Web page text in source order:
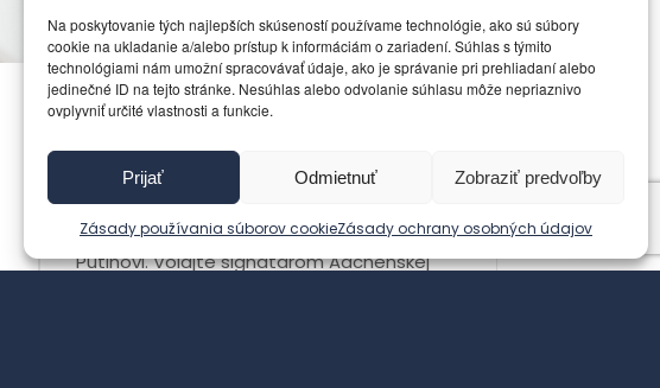
Na poskytovanie tých najlepších skúseností používame technológie, ako sú súbory
cookie na ukladanie a/alebo prístup k informáciám o zariadení. Súhlas s týmito
technológiami nám umožní spracovávať údaje, ako je správanie pri prehliadaní alebo
jedinečné ID na tejto stránke. Nesúhlas alebo odvolanie súhlasu môže nepriaznivo
ovplyvniť určité vlastnosti a funkcie.
Prijať Odmietnuť Zobraziť predvoľby
Zásady používania súborov cookieZásady ochrany osobných údajov
Komu mám volať, ak
chcem hovoriť s Európskou
úniou?
Otázka sa pripisuje Kissingerovi ale aj
Putinovi. Volajte signatárom Aachenskej